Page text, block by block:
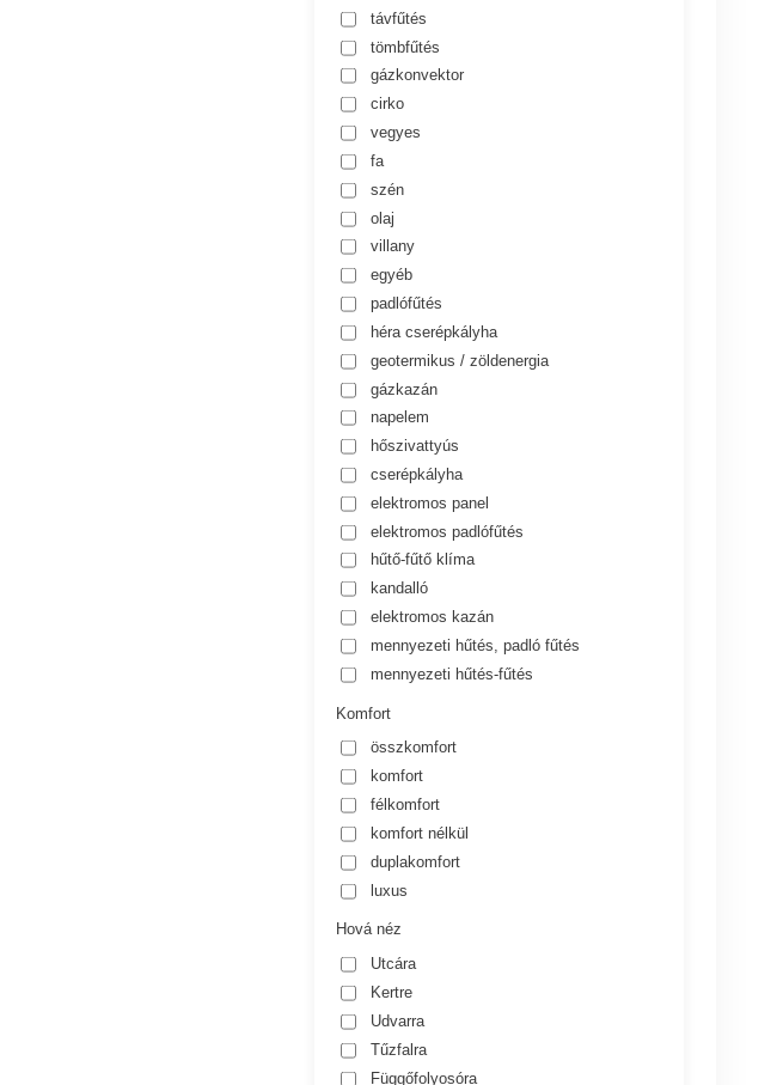
távfűtés
tömbfűtés
gázkonvektor
cirko
vegyes
fa
szén
olaj
villany
egyéb
padlófűtés
héra cserépkályha
geotermikus / zöldenergia
gázkazán
napelem
hőszivattyús
cserépkályha
elektromos panel
elektromos padlófűtés
hűtő-fűtő klíma
kandalló
elektromos kazán
mennyezeti hűtés, padló fűtés
mennyezeti hűtés-fűtés
Komfort
összkomfort
komfort
félkomfort
komfort nélkül
duplakomfort
luxus
Hová néz
Utcára
Kertre
Udvarra
Tűzfalra
Függőfolyosóra